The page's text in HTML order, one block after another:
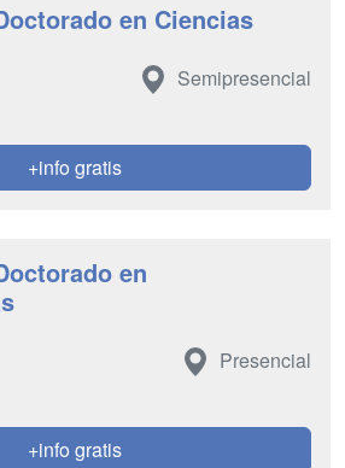
en Ciencias
Semipresencial
+info gratis
en
Presencial
+info gratis